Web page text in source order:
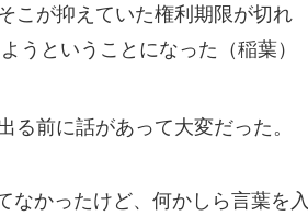
こが抑えていた権利期限が切れ
うということになった（稲葉）
る前に話があって大変だった。
なかったけど、何かしら言葉を入